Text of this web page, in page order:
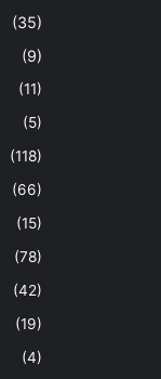
(35)
(9)
(11)
(5)
(118)
(66)
(15)
(78)
(42)
(19)
(4)